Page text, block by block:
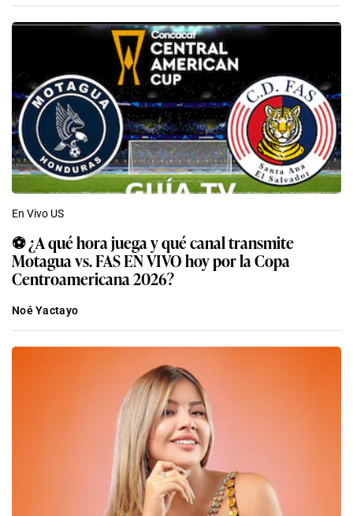
En Vivo US
⚽ ¿A qué hora juega y qué canal transmite
Motagua vs. FAS EN VIVO hoy por la Copa
Centroamericana 2026?
Noé Yactayo